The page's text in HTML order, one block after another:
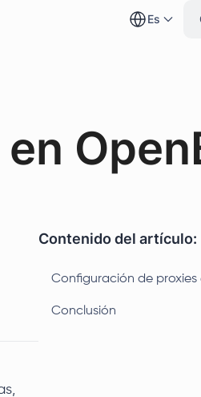
es
Contenido del artículo:
Configuración de proxies
Conclusión